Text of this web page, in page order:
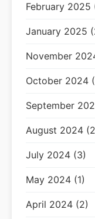
February 2025
January 2025
November
October 2024
September
August 2024
July 2024 (3)
May 2024 (1)
April 2024 (2)